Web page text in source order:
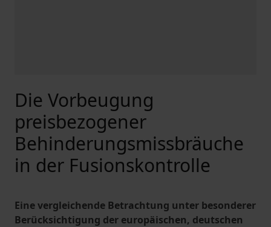
Die Vorbeugung
preisbezogener
Behinderungsmissbräuche
in der Fusionskontrolle
Eine vergleichende Betrachtung unter besonderer
Berücksichtigung der europäischen, deutschen